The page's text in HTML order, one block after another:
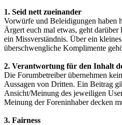
1. Seid nett zueinander
Vorwürfe und Beleidigungen haben
Ärgert euch mal etwas, geht
ein Missverständnis. Über ein
überschwengliche Komplimente
2. Verantwortung für den Inhalt
Die Forumbetreiber übernehmen
Aussagen von Dritten. Ein Beitrag
Ansicht/Meinung des jeweiligen
Meinung der Foreninhaber decken
3. Fairness